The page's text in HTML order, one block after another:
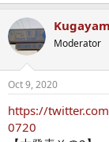
Moderator
Oct 9, 2020
https://
0720